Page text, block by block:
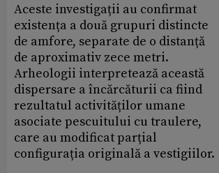
Aceste investigații au confirmat
existența a două grupuri distincte
de amfore, separate de o distanță
de aproximativ zece metri.
Arheologii interpretează această
dispersare a încărcăturii ca fiind
rezultatul activităților umane
asociate pescuitului cu traulere,
care au modificat parțial
configurația originală a vestigiilor.